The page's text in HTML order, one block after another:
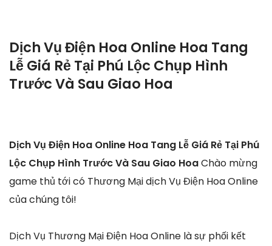
Dịch Vụ Điện Hoa Online Hoa Tang
Lễ Giá Rẻ Tại Phú Lộc Chụp Hình
Trước Và Sau Giao Hoa
Dịch Vụ Điện Hoa Online Hoa Tang Lễ Giá Rẻ Tại Phú
Lộc Chụp Hình Trước Và Sau Giao HoaChào mừng
game thủ tới có Thương Mại dịch Vụ Điện Hoa Online
của chúng tôi!
Dịch Vụ Thương Mại Điện Hoa Online là sự phối kết